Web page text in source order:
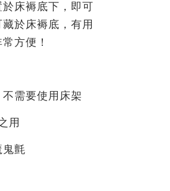
床褥底下，即可
於床褥底，有用
方便！
需要使用床架
用
鬼氈